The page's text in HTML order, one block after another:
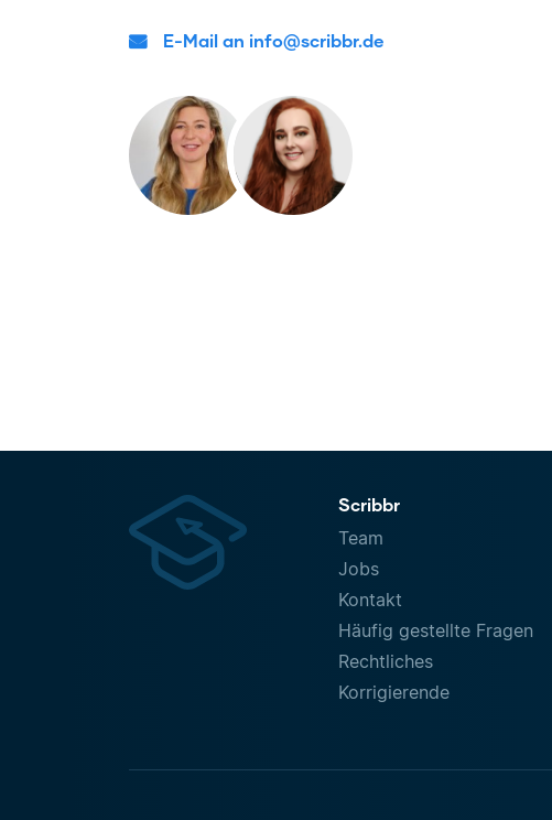
E-Mail an info@scribbr.de
Scribbr
Team
Jobs
Kontakt
Häufig gestellte Fragen
Rechtliches
Korrigierende